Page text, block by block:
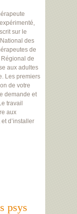
sur le
des
de
Régional de
aux adultes
Les premiers
de votre
demande et
travail
aux
d’installer
psys